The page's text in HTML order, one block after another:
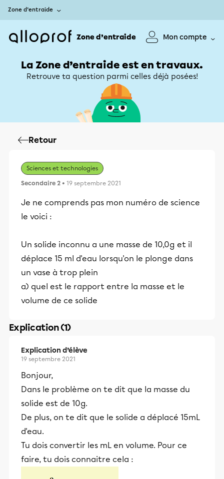
Zone d’entraide
Zone d’entraide Mon compte
La Zone d’entraide est en travaux.
Retrouve ta question parmi celles déjà posées!
Retour
Sciences et technologies
Secondaire 2 • 19 septembre 2021
Je ne comprends pas mon numéro de science
le voici :
Un solide inconnu a une masse de 10,0g et il
déplace 15 ml d'eau lorsqu'on le plonge dans
un vase à trop plein
a) quel est le rapport entre la masse et le
volume de ce solide
Explication (1)
Explication d’élève
19 septembre 2021
Bonjour,
Dans le problème on te dit que la masse du
solide est de 10g.
De plus, on te dit que le solide a déplacé 15mL
d'eau.
Tu dois convertir les mL en volume. Pour ce
faire, tu dois connaitre cela :